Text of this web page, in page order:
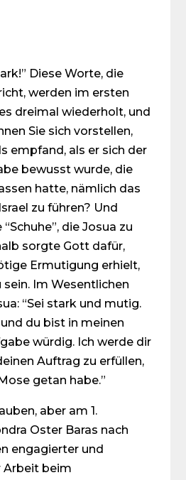
Diese Worte, die
werden im ersten
dreimal wiederholt, und
Sie sich vorstellen,
empfand, als er sich der
bewusst wurde, die
hatte, nämlich das
zu führen? Und
die Josua zu
sorgte Gott dafür,
Ermutigung erhielt,
Im Wesentlichen
“Sei stark und mutig.
du bist in meinen
würdig. Ich werde dir
Auftrag zu erfüllen,
getan habe.”
aber am 1.
Oster Baras nach
engagierter und
Arbeit beim